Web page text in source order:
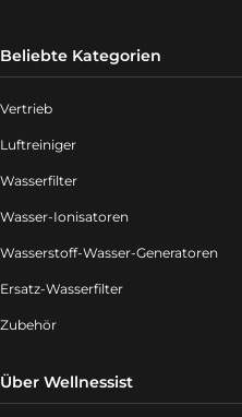
Beliebte Kategorien
Vertrieb
Luftreiniger
Wasserfilter
Wasser-Ionisatoren
Wasserstoff-Wasser-Generatoren
Ersatz-Wasserfilter
Zubehör
Über Wellnessist